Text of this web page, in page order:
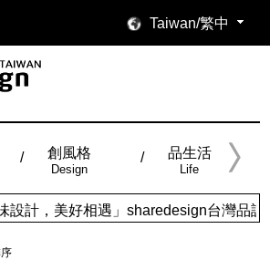
Taiwan/繁中
創風格
Design
品生活
Life
味設計，美好相遇」sharedesign台灣品